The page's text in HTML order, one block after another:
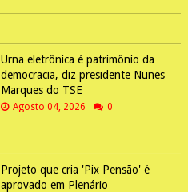
Urna eletrônica é patrimônio da
democracia, diz presidente Nunes
Marques do TSE
Agosto 04, 2026 0
Projeto que cria 'Pix Pensão' é
aprovado em Plenário